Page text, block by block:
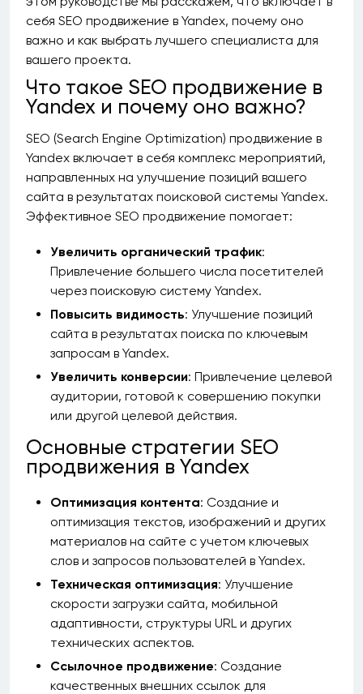
себя SEO продвижение в Yandex, почему оно
важно и как выбрать лучшего специалиста для
вашего проекта.
Что такое SEO продвижение в
Yandex и почему оно важно?
SEO (Search Engine Optimization) продвижение в
Yandex включает в себя комплекс мероприятий,
направленных на улучшение позиций вашего
сайта в результатах поисковой системы Yandex.
Эффективное SEO продвижение помогает:
Увеличить органический трафик:
Привлечение большего числа посетителей
через поисковую систему Yandex.
Повысить видимость: Улучшение позиций
сайта в результатах поиска по ключевым
запросам в Yandex.
Увеличить конверсии: Привлечение целевой
аудитории, готовой к совершению покупки
или другой целевой действия.
Основные стратегии SEO
продвижения в Yandex
Оптимизация контента: Создание и
оптимизация текстов, изображений и других
материалов на сайте с учетом ключевых
слов и запросов пользователей в Yandex.
Техническая оптимизация: Улучшение
скорости загрузки сайта, мобильной
адаптивности, структуры URL и других
технических аспектов.
Ссылочное продвижение: Создание
качественных внешних ссылок для